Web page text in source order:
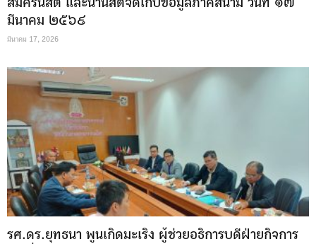
มีนาคม ๒๕๖๙
มีนาคม 17, 2026
รศ.ดร.ยุทธนา พูนเกิดมะเริง ผู้ช่วยอธิการบดีฝ่ายกิจการ